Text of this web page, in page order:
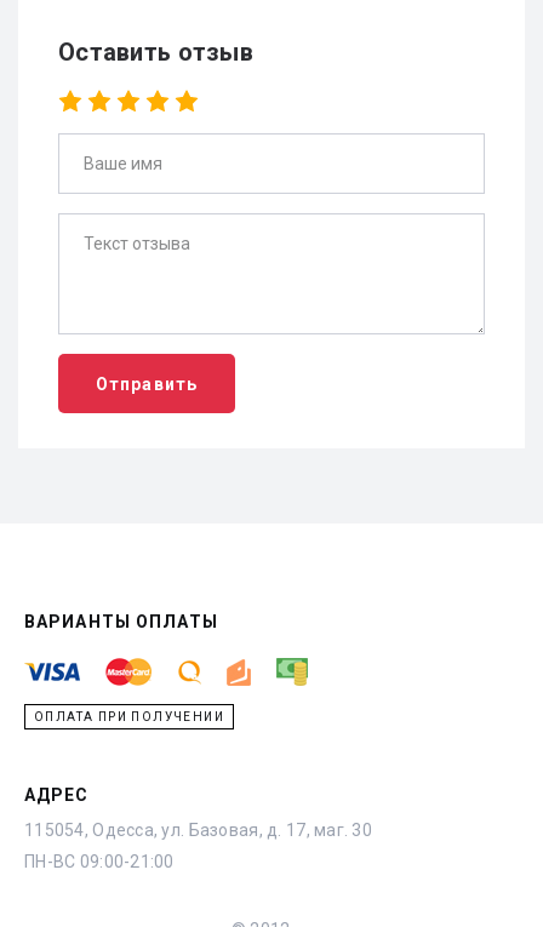
Оставить отзыв
Отправить
ВАРИАНТЫ ОПЛАТЫ
ОПЛАТА ПРИ ПОЛУЧЕНИИ
АДРЕС
115054, Одесса, ул. Базовая, д. 17, маг. 30
ПН-ВС 09:00-21:00